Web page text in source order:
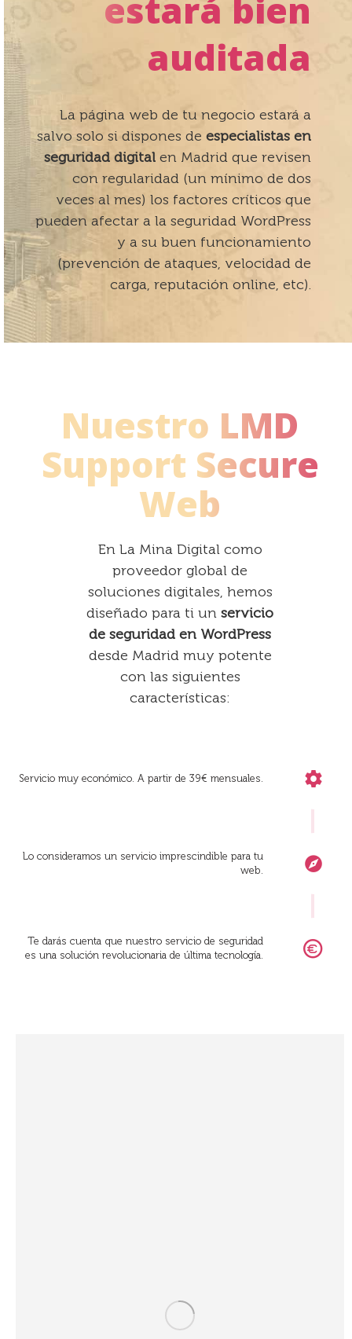
estará bien
auditada
La página web de tu negocio estará a
salvo solo si dispones deespecialistas en
seguridad digital en Madrid que revisen
con regularidad (un mínimo de dos
veces al mes) los factores crí­ticos que
pueden afectar a la seguridad WordPress
y a su buen funcionamiento
(prevención de ataques, velocidad de
carga, reputación online, etc).
Nuestro LMD
Support Secure
Web
En La Mina Digital como
proveedor global de
soluciones digitales, hemos
diseñado para ti un servicio
de seguridad en WordPress
desde Madrid muy potente
con las siguientes
características:
Servicio muy económico. A partir de 39€ mensuales.
Lo consideramos un servicio imprescindible para tu
web.
Te darás cuenta que nuestro servicio de seguridad
es una solución revolucionaria de última tecnología.